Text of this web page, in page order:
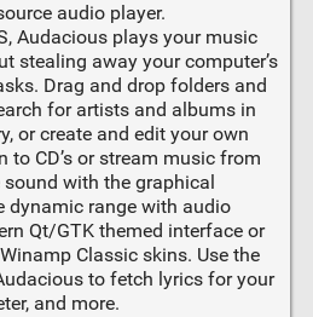
audio player.
Audacious plays your music
stealing away your computer’s
Drag and drop folders and
for artists and albums in
or create and edit your own
CD’s or stream music from
with the graphical
dynamic range with audio
Qt/GTK themed interface or
Classic skins. Use the
to fetch lyrics for your
and more.